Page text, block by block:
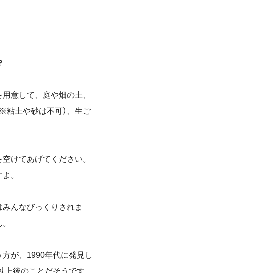
意して、庭や畑の土、
※粘土や砂は不可）、生ご
けてあげてください。
。
んなびっくりされま
が、 1990年代に発見し
上後のことだそうです